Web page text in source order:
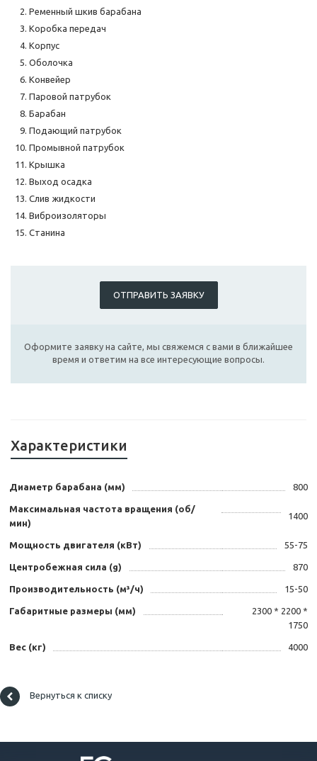
Ременный шкив барабана
Коробка передач
Корпус
Оболочка
Конвейер
Паровой патрубок
Барабан
Подающий патрубок
Промывной патрубок
Крышка
Выход осадка
Слив жидкости
Виброизоляторы
Станина
ОТПРАВИТЬ ЗАЯВКУ
Оформите заявку на сайте, мы свяжемся с вами в ближайшее
время и ответим на все интересующие вопросы.
Характеристики
Диаметр барабана (мм) 800
Максимальная частота вращения (об/
мин)
1400
Мощность двигателя (кВт) 55-75
Центробежная сила (g) 870
Производительность (м³/ч) 15-50
Габаритные размеры (мм)
2300 * 2200 *
1750
Вес (кг) 4000
Вернуться к списку